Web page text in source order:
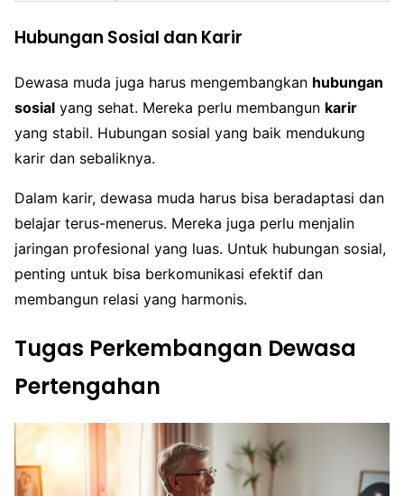
Hubungan Sosial dan Karir
Dewasa muda juga harus mengembangkan hubungan
sosial yang sehat. Mereka perlu membangun karir
yang stabil. Hubungan sosial yang baik mendukung
karir dan sebaliknya.
Dalam karir, dewasa muda harus bisa beradaptasi dan
belajar terus-menerus. Mereka juga perlu menjalin
jaringan profesional yang luas. Untuk hubungan sosial,
penting untuk bisa berkomunikasi efektif dan
membangun relasi yang harmonis.
Tugas Perkembangan Dewasa
Pertengahan